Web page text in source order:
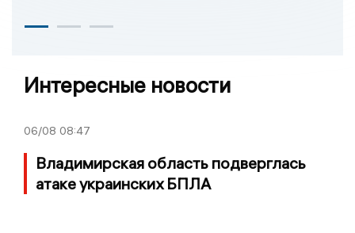
Интересные новости
06/08 08:47
Владимирская область подверглась
атаке украинских БПЛА